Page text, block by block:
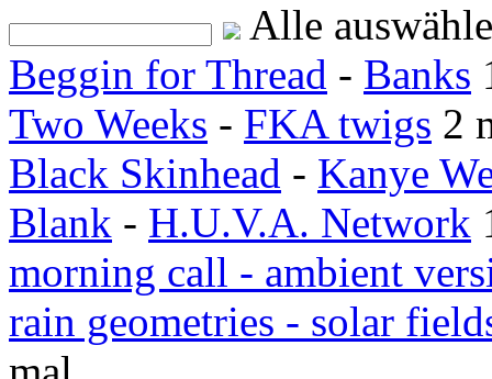
Alle
Beggin for Thread - Banks
Two Weeks - FKA twigs 2
Black Skinhead - Kanye
Blank - H.U.V.A. Network
morning call - ambient
rain geometries - solar